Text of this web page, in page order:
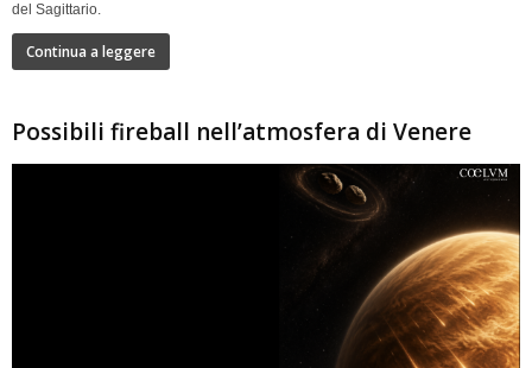
del Sagittario.
Continua a leggere
Possibili fireball nell’atmosfera di Venere